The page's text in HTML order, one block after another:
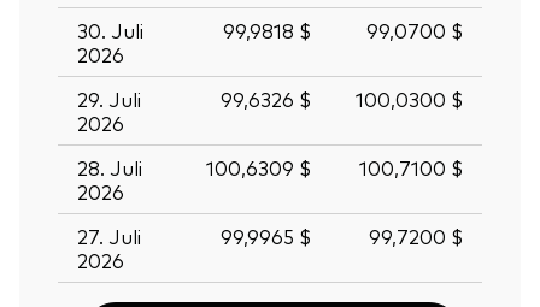
30. Juli
2026
99,9818 $ 99,0700 $
29. Juli
2026
99,6326 $ 100,0300 $
28. Juli
2026
100,6309 $ 100,7100 $
27. Juli
2026
99,9965 $ 99,7200 $